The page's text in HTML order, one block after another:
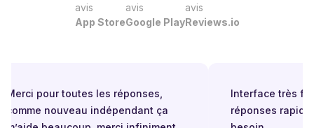
avis
App Store
avis
Google Play
avis
Reviews.io
pour toutes les réponses,
nouveau indépendant ça
Interface très
réponses rapides